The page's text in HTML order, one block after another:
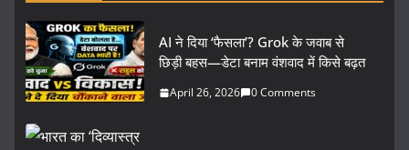
AI ने दिया ‘फैसला’? Grok के जवाब से
छिड़ी बहस—डेटा बनाम वंशवाद में किसे बढ़त
April 26, 2026 0 Comments